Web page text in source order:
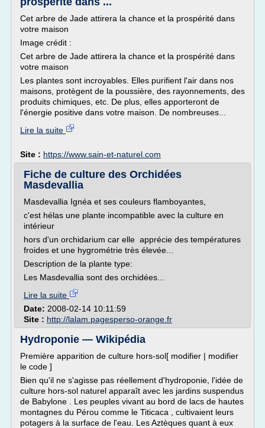
Cet arbre de Jade attirera la chance et la prospérité dans
votre maison
Image crédit :
Cet arbre de Jade attirera la chance et la prospérité dans
votre maison
Les plantes sont incroyables. Elles purifient l'air dans nos
maisons, protègent de la poussière, des rayonnements, des
produits chimiques, etc. De plus, elles apporteront de
l'énergie positive dans votre maison. De nombreuses...
Lire la suite
Site : https://www.sain-et-naturel.com
Fiche de culture des Orchidées
Masdevallia
Masdevallia Ignéa et ses couleurs flamboyantes,
c'est hélas une plante incompatible avec la culture en
intérieur
hors d'un orchidarium car elle apprécie des températures
froides et une hygrométrie très élevée...
Description de la plante type:
Les Masdevallia sont des orchidées...
Lire la suite
Date: 2008-02-14 10:11:59
Site : http://lalam.pagesperso-orange.fr
Hydroponie — Wikipédia
Première apparition de culture hors-sol[ modifier | modifier
le code ]
Bien qu'il ne s'agisse pas réellement d'hydroponie, l'idée de
culture hors-sol naturel apparaît avec les jardins suspendus
de Babylone . Les peuples vivant au bord de lacs de hautes
montagnes du Pérou comme le Titicaca , cultivaient leurs
potagers à la surface de l'eau. Les Aztèques quant à eux